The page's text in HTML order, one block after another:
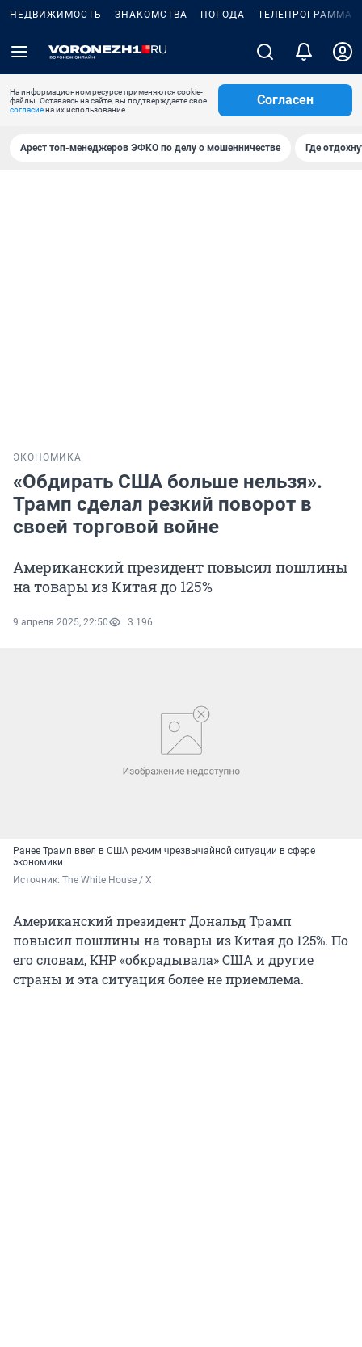
НЕДВИЖИМОСТЬ ЗНАКОМСТВА ПОГОДА ТЕЛЕПРОГРАММА
На информационном ресурсе применяются cookie-
файлы. Оставаясь на сайте, вы подтверждаете свое
согласиена их использование.
Согласен
Арест топ-менеджеров ЭФКО по делу о мошенничестве Где
ЭКОНОМИКА
«Обдирать США больше нельзя».
Трамп сделал резкий поворот в
своей торговой войне
Американский президент повысил пошлины
на товары из Китая до 125%
9 апреля 2025, 22:50 3 196
Ранее Трамп ввел в США режим чрезвычайной ситуации в сфере
экономики
Источник: The White House / X
Американский президент Дональд Трамп
повысил пошлины на товары из Китая до 125%. По
его словам, КНР «обкрадывала» США и другие
страны и эта ситуация более не приемлема.